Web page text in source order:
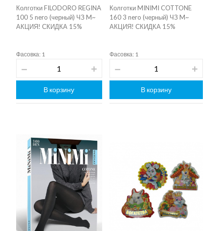
Колготки FILODORO REGINA
100 5 nero (черный) ЧЗ M~
АКЦИЯ! СКИДКА 15%
Фасовка: 1
В корзину
Колготки MINIMI COTTONE
160 3 nero (черный) ЧЗ M~
АКЦИЯ! СКИДКА 15%
Фасовка: 1
В корзину